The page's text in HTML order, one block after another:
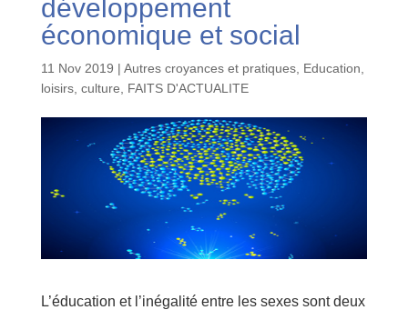
développement
économique et social
11 Nov 2019 | Autres croyances et pratiques, Education,
loisirs, culture
FAITS D'ACTUALITE
L’éducation et l’inégalité entre les sexes sont deux